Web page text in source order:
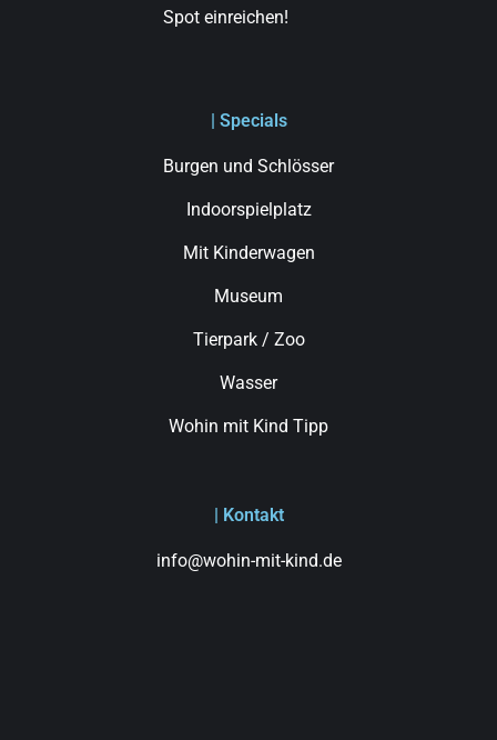
Spot einreichen!
| Specials
Burgen und Schlösser
Indoorspielplatz
Mit Kinderwagen
Museum
Tierpark / Zoo
Wasser
Wohin mit Kind Tipp
| Kontakt
info@wohin-mit-kind.de